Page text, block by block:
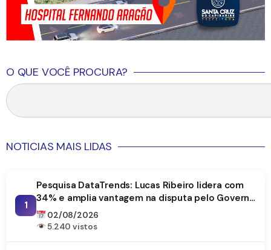
O QUE VOCÊ PROCURA?
NOTICIAS MAIS LIDAS
1
Pesquisa DataTrends: Lucas Ribeiro lidera com
34% e amplia vantagem na disputa pelo Governo
da Paraíba
02/08/2026
5.240 vistos